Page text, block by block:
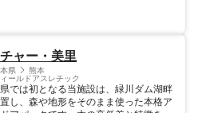
ャー・美里
県 熊本
ールドアスレチック
では初となる当施設は、緑川ダム湖畔
し、森や地形をそのまま使った本格ア